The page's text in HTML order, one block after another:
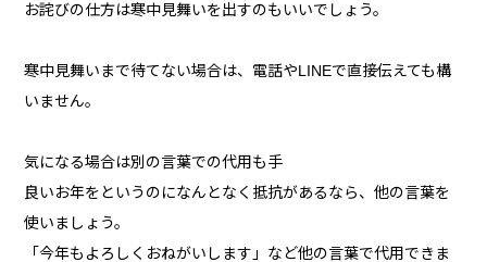
お詫びの仕方は寒中見舞いを出すのもいいでしょう。
寒中見舞いまで待てない場合は、電話やLINEで直接伝えても構
いません。
気になる場合は別の言葉での代用も手
良いお年をというのになんとなく抵抗があるなら、他の言葉を
使いましょう。
「今年もよろしくおねがいします」など他の言葉で代用できま